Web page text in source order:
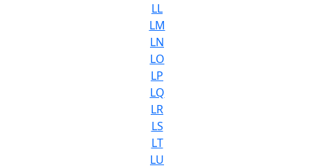
LL
LM
LN
LO
LP
LQ
LR
LS
LT
LU